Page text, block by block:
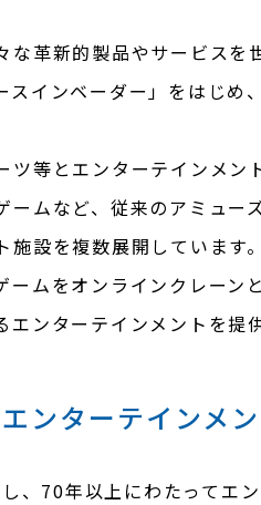
な革新的製品やサービス
スインベーダー」をはじめ
ツ等とエンターテインメン
ームなど、従来のアミュー
施設を複数展開しています
ームをオンラインクレーン
ンターテインメントを提
ンターテインメ
、70年以上にわたってエ